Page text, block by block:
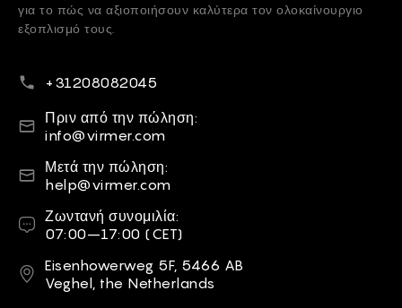
για το πώς να αξιοποιήσουν καλύτερα τον ολοκαίνουργιο
εξοπλισμό τους.
Τηλεφωνικό νούμερο
+31208082045
Ηλεκτρονικό ταχυδρομείο
Πριν από την πώληση:
info@virmer.com
Ηλεκτρονικό ταχυδρομείο
Μετά την πώληση:
help@virmer.com
Ζωντανή συνομιλία
Ζωντανή συνομιλία:
07:00–17:00 (CET)
Διεύθυνση
Eisenhowerweg 5F, 5466 AB
Veghel, the Netherlands